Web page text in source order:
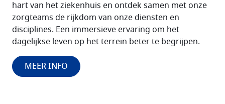
hart van het ziekenhuis en ontdek samen met onze
zorgteams de rijkdom van onze diensten en
disciplines. Een immersieve ervaring om het
dagelijkse leven op het terrein beter te begrijpen.
MEER INFO